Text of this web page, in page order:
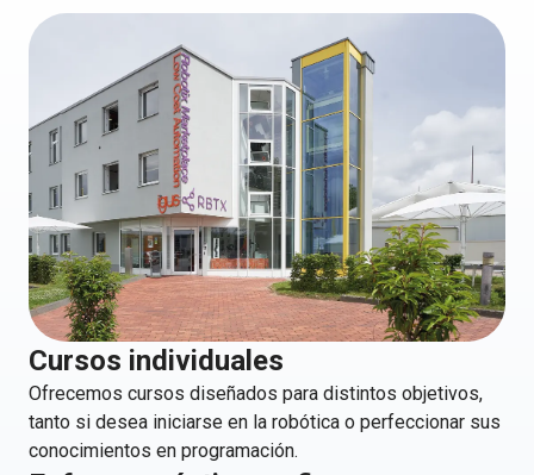
Cursos individuales
Ofrecemos cursos diseñados para distintos objetivos,
tanto si desea iniciarse en la robótica o perfeccionar sus
conocimientos en programación.